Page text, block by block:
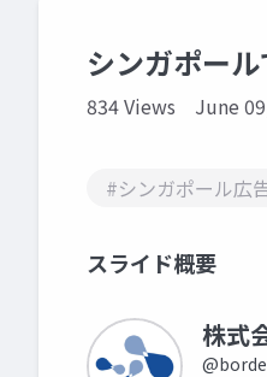
シンガポー
834 Views June
#シンガポール広
スライド概要
株式